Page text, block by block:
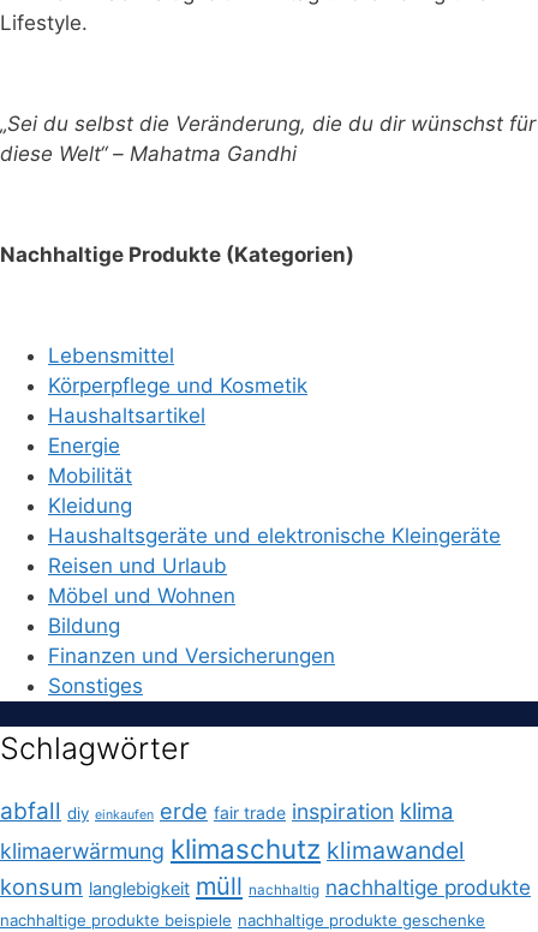
Lifestyle.
„Sei du selbst die Veränderung, die du dir wünschst für
diese Welt“ – Mahatma Gandhi
Nachhaltige Produkte (Kategorien)
Lebensmittel
Körperpflege und Kosmetik
Haushaltsartikel
Energie
Mobilität
Kleidung
Haushaltsgeräte und elektronische Kleingeräte
Reisen und Urlaub
Möbel und Wohnen
Bildung
Finanzen und Versicherungen
Sonstiges
Schlagwörter
abfall diy einkaufen erde fair trade inspiration klima
klimaerwärmung klimaschutz klimawandel
konsum langlebigkeit müll nachhaltig nachhaltige produkte
nachhaltige produkte beispiele nachhaltige produkte geschenke